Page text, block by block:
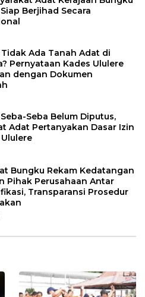
Berjihad Secara
Ada Tanah Adat di
Pernyataan Kades Ululere
dengan Dokumen
Seba Belum Diputus,
Adat Pertanyakan Dasar Izin
Ululere
Bungku Rekam Kedatangan
Pihak Perusahaan Antar
Transparansi Prosedur